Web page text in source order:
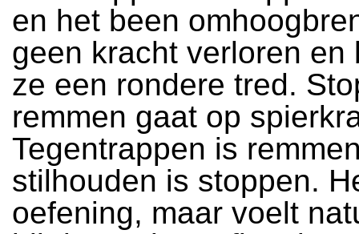
en het been
geen kracht verloren en
ze een rondere tred.
remmen gaat op
Tegentrappen is
stilhouden is stoppen.
oefening, maar voelt